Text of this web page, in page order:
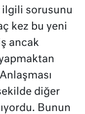
sorusunu
kez bu yeni
ancak
diğer
Bunun